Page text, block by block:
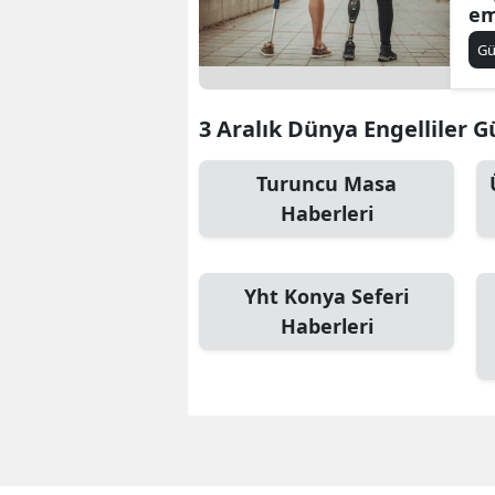
ile
3 Aralık Dünya Engelliler
Turuncu Masa
Haberleri
Yht Konya Seferi
Haberleri